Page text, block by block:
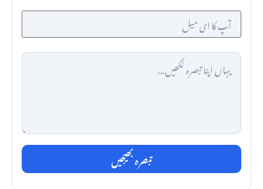
تبصرہ بھیجیں